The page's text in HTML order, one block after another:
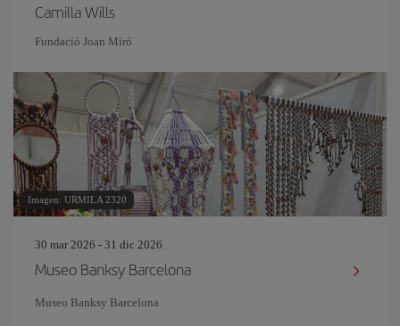
Camilla Wills
Fundació Joan Miró
Imagen: URMILA 2320
30 mar 2026 - 31 dic 2026
Museo Banksy Barcelona
Museo Banksy Barcelona